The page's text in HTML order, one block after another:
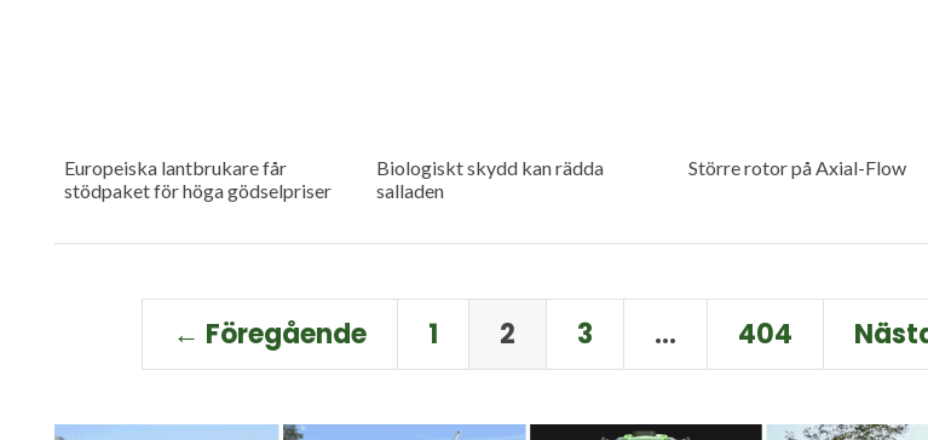
Europeiska lantbrukare får
stödpaket för höga gödselpriser
Biologiskt skydd kan rädda
salladen
Större rotor på Axial-Flow
← Föregående 1 2 3 … 404